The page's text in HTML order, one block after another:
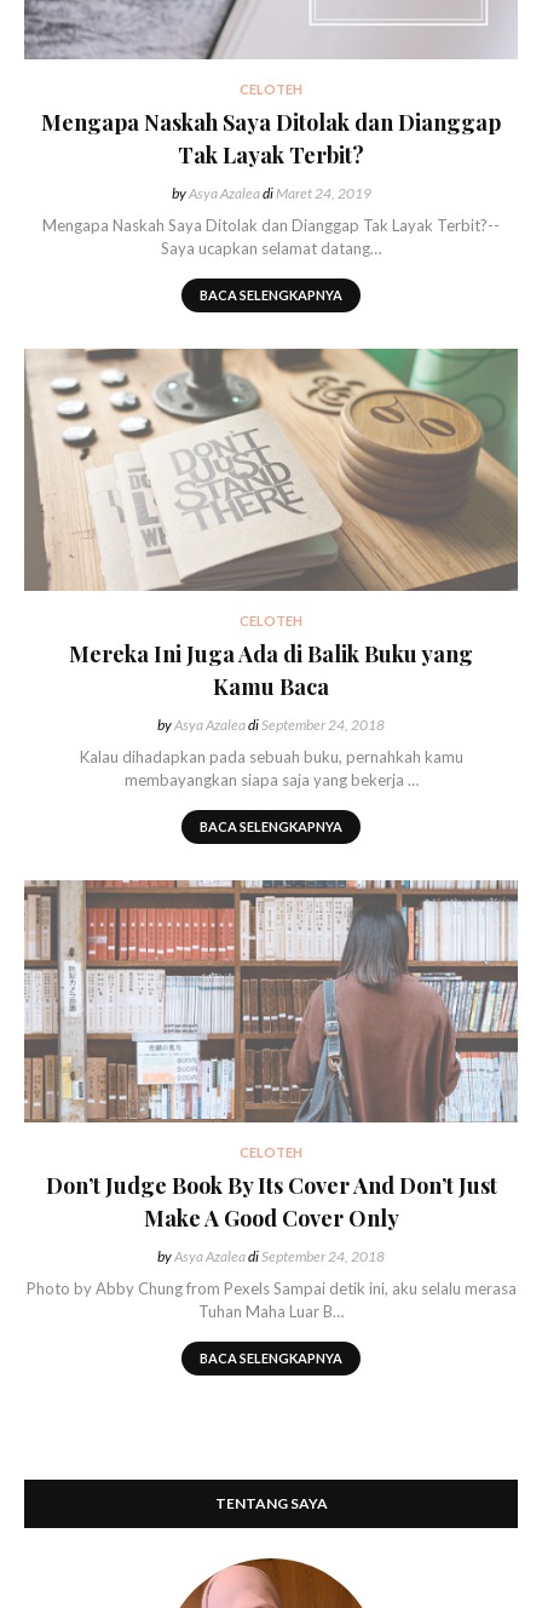
CELOTEH
Mengapa Naskah Saya Ditolak dan Dianggap
Tak Layak Terbit?
byAsya AzaleadiMaret 24, 2019
Mengapa Naskah Saya Ditolak dan Dianggap Tak Layak Terbit?--
Saya ucapkan selamat datang…
BACA SELENGKAPNYA
CELOTEH
Mereka Ini Juga Ada di Balik Buku yang
Kamu Baca
byAsya AzaleadiSeptember 24, 2018
Kalau dihadapkan pada sebuah buku, pernahkah kamu
membayangkan siapa saja yang bekerja …
BACA SELENGKAPNYA
CELOTEH
Don’t Judge Book By Its Cover And Don’t Just
Make A Good Cover Only
byAsya AzaleadiSeptember 24, 2018
Photo by Abby Chung from Pexels Sampai detik ini, aku selalu merasa
Tuhan Maha Luar B…
BACA SELENGKAPNYA
TENTANG SAYA